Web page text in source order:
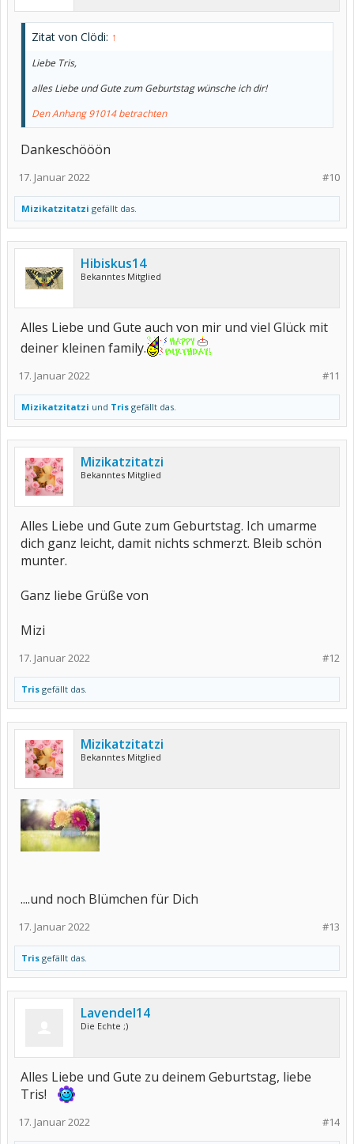
Zitat von Clödi: ↑
Liebe Tris,
alles Liebe und Gute zum Geburtstag wünsche ich dir!
Den Anhang 91014 betrachten
Dankeschööön
#10
17. Januar 2022
Mizikatzitatzi gefällt das.
Hibiskus14
Bekanntes Mitglied
Alles Liebe und Gute auch von mir und viel Glück mit
deiner kleinen family.
#11
17. Januar 2022
Mizikatzitatzi und Tris gefällt das.
Mizikatzitatzi
Bekanntes Mitglied
Alles Liebe und Gute zum Geburtstag. Ich umarme
dich ganz leicht, damit nichts schmerzt. Bleib schön
munter.
Ganz liebe Grüße von
Mizi
#12
17. Januar 2022
Tris gefällt das.
Mizikatzitatzi
Bekanntes Mitglied
....und noch Blümchen für Dich
#13
17. Januar 2022
Tris gefällt das.
Lavendel14
Die Echte ;)
Alles Liebe und Gute zu deinem Geburtstag, liebe
Tris!
#14
17. Januar 2022